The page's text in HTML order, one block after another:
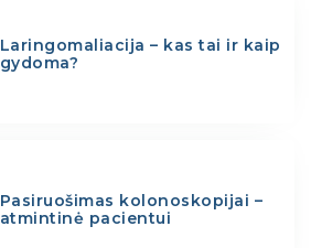
Laringomaliacija – kas tai ir kaip
gydoma?
Pasiruošimas kolonoskopijai –
atmintinė pacientui